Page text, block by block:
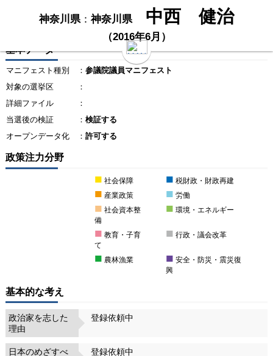
神奈川県：神奈川県 中西 健治
（2016年6月）
基本データ
マニフェスト種別 ： 参議院議員マニフェスト
対象の選挙区
：
詳細ファイル
：
当選後の検証
： 検証する
オープンデータ化
： 許可する
政策注力分野
■ 社会保障 ■ 税財政・財政再建
■ 産業政策 ■ 労働
■ 社会資本整
備
■ 環境・エネルギー
■ 教育・子育
て
■ 行政・議会改革
■ 農林漁業 ■ 安全・防災・震災復
興
基本的な考え
政治家を志した
理由
登録依頼中
日本のめざすべ
登録依頼中